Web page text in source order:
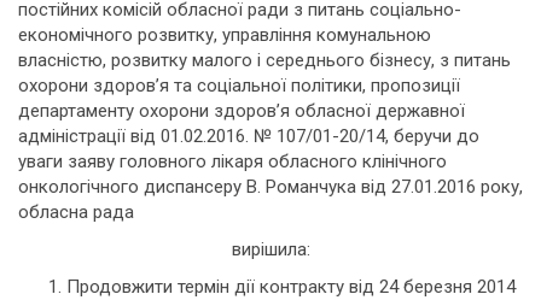
постійних комісій обласної ради з питань соціально-
економічного розвитку, управління комунальною
власністю, розвитку малого і середнього бізнесу, з питань
охорони здоров’я та соціальної політики, пропозиції
департаменту охорони здоров’я обласної державної
адміністрації від 01.02.2016. № 107/01-20/14, беручи до
уваги заяву головного лікаря обласного клінічного
онкологічного диспансеру В. Романчука від 27.01.2016 року,
обласна рада
вирішила:
Продовжити термін дії контракту від 24 березня 2014